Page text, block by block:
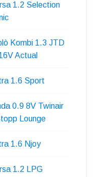
1.2 Selection
Kombi 1.3 JTD
Actual
1.6 Sport
0.9 8V Twinair
Lounge
1.6 Njoy
1.2 LPG